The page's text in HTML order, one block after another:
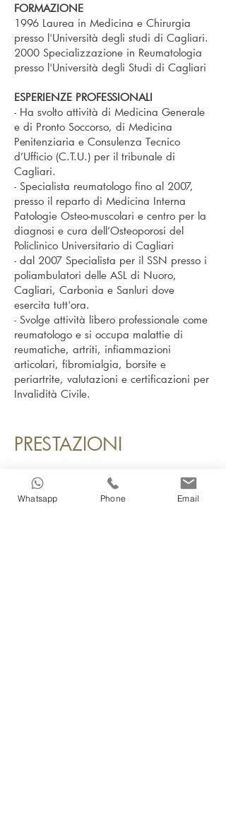
FORMAZIONE
1996 Laurea in Medicina e Chirurgia
presso l'Università degli studi di Cagliari.
2000 Specializzazione in Reumatologia
presso l'Università degli Studi di Cagliari
ESPERIENZE PROFESSIONALI
- Ha svolto attività di Medicina Generale
e di Pronto Soccorso, di Medicina
Penitenziaria e Consulenza Tecnico
d’Ufficio (C.T.U.) per il tribunale di
Cagliari.
- Specialista reumatologo fino al 2007,
presso il reparto di Medicina Interna
Patologie Osteo-muscolari e centro per la
diagnosi e cura dell’Osteoporosi del
Policlinico Universitario di Cagliari
- dal 2007 Specialista per il SSN presso i
poliambulatori delle ASL di Nuoro,
Cagliari, Carbonia e Sanluri dove
esercita tutt'ora.
- Svolge attività libero professionale come
reumatologo e si occupa malattie di
reumatiche, artriti, infiammazioni
articolari, fibromialgia, borsite e
periartrite, valutazioni e certificazioni per
Invalidità Civile.
PRESTAZIONI
VISITA REUMATOLOGICA
Fibromialgia
Artrite Reumatoide
Whatsapp Phone Email